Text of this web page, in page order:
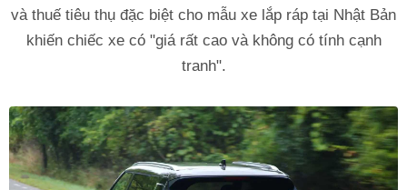
và thuế tiêu thụ đặc biệt cho mẫu xe lắp ráp tại Nhật Bản
khiến chiếc xe có "giá rất cao và không có tính cạnh
tranh".